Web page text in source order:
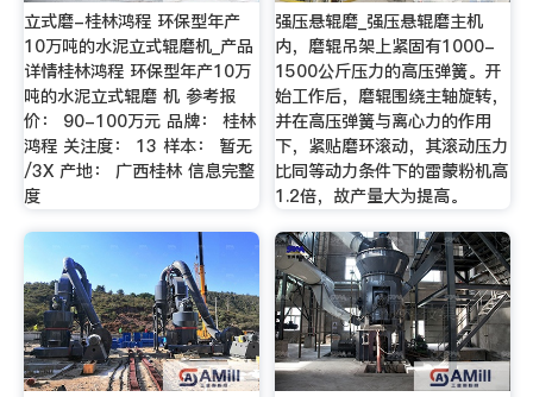
立式磨-桂林鸿程 环保型年产
10万吨的水泥立式辊磨机_产品
详情桂林鸿程 环保型年产10万
吨的水泥立式辊磨 机 参考报
价： 90-100万元 品牌： 桂林
鸿程 关注度： 13 样本： 暂无
/3X 产地： 广西桂林 信息完整
度
强压悬辊磨_强压悬辊磨主机
内，磨辊吊架上紧固有1000-
1500公斤压力的高压弹簧。开
始工作后，磨辊围绕主轴旋转，
并在高压弹簧与离心力的作用
下，紧贴磨环滚动，其滚动压力
比同等动力条件下的雷蒙粉机高
1.2倍，故产量大为提高。